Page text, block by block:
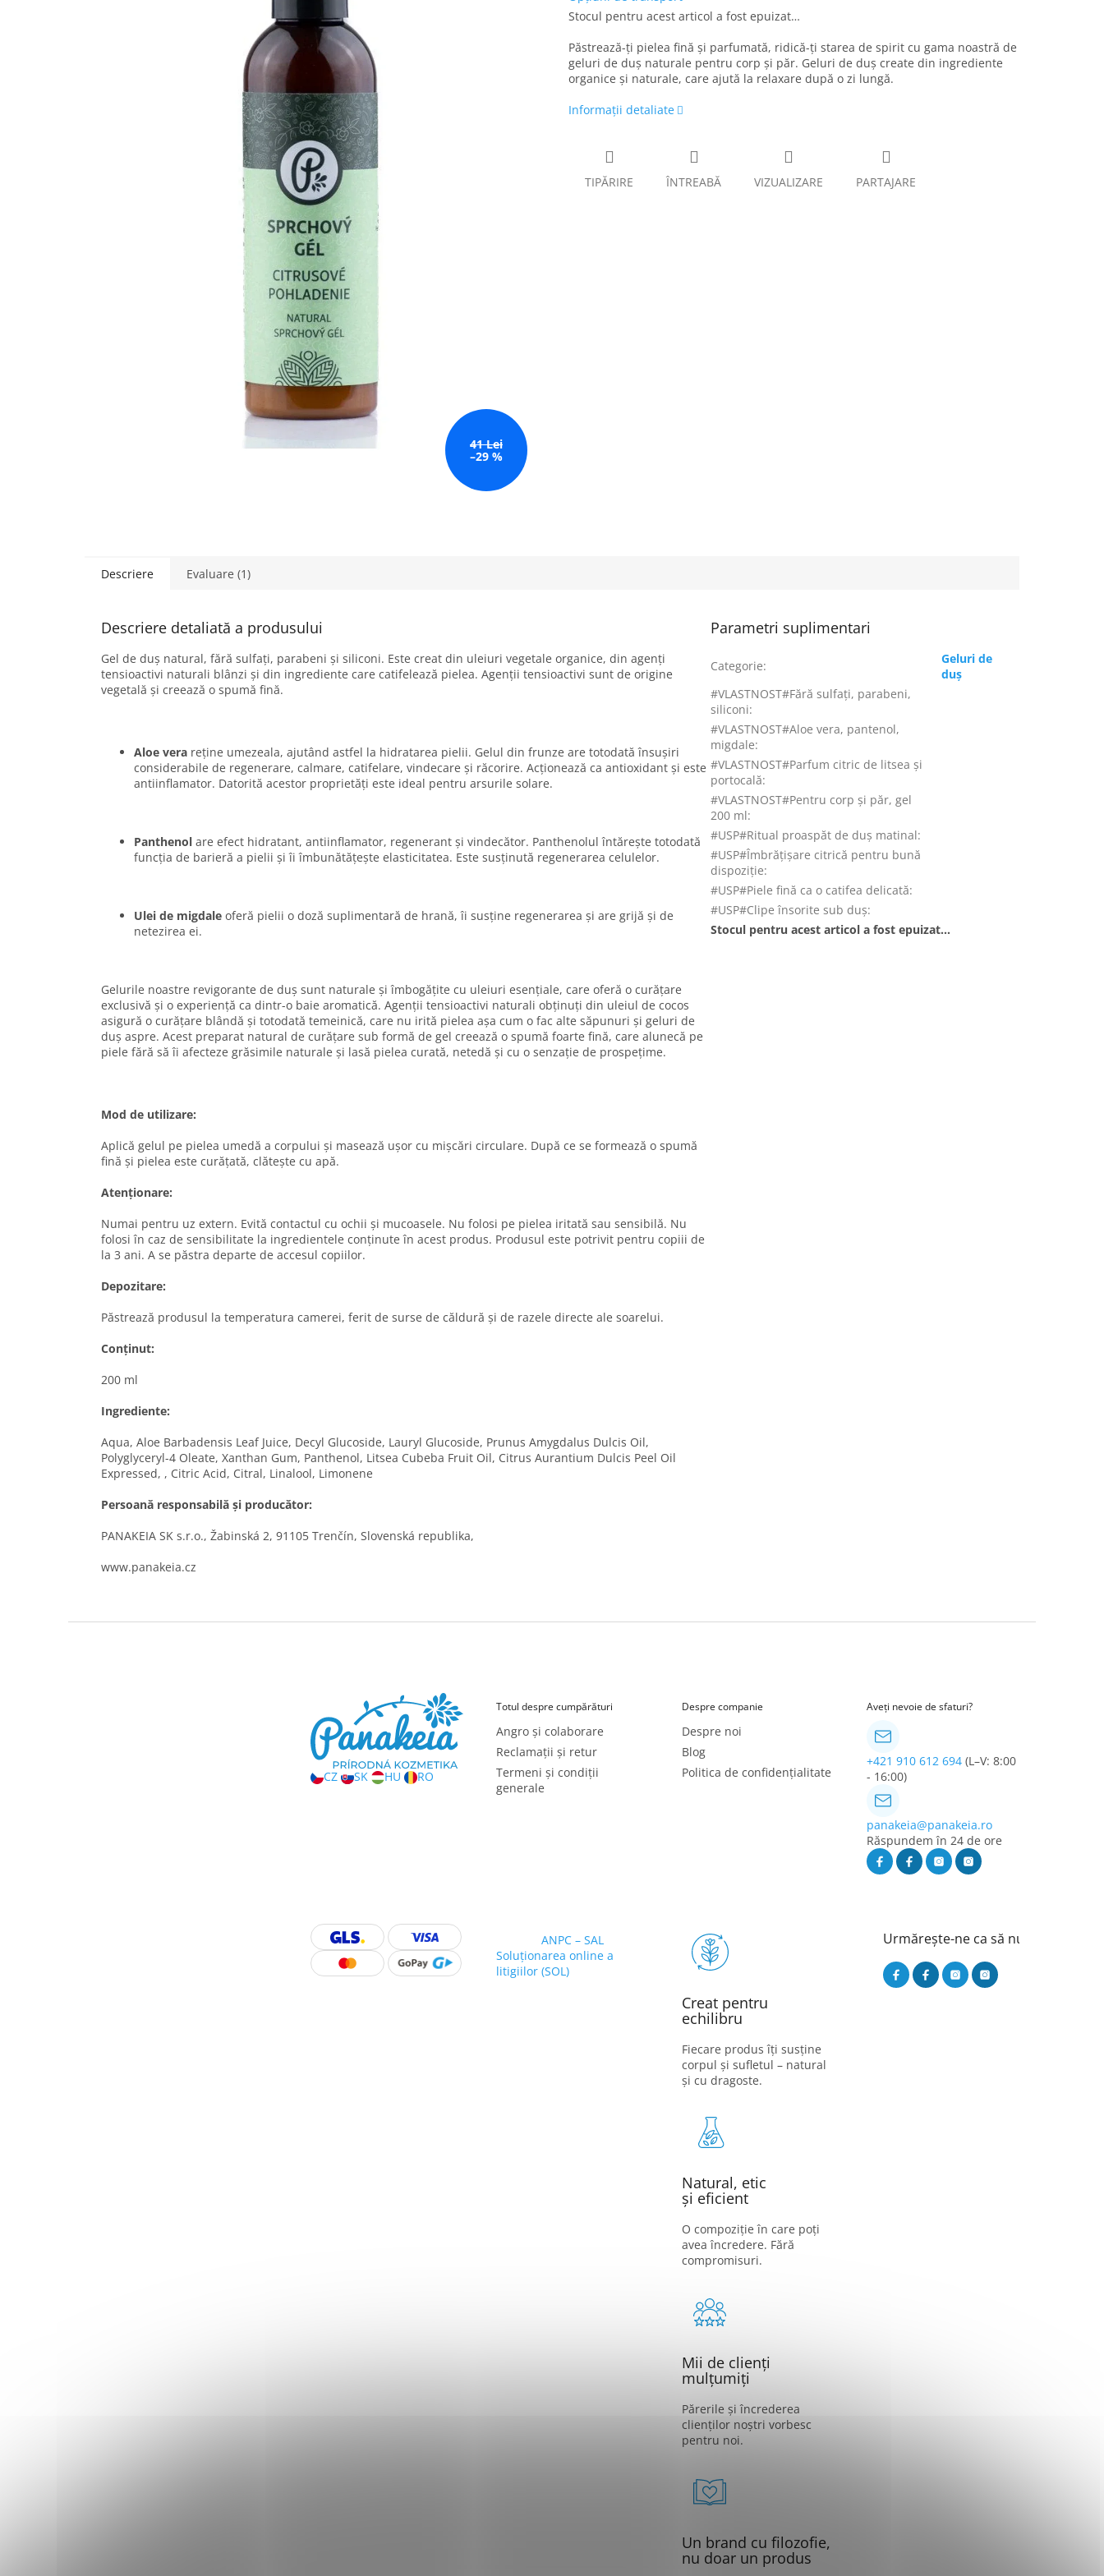
41 Lei
–29 %
Stocul pentru acest articol a fost epuizat…
Păstrează-ți pielea fină și parfumată, ridică-ți starea de spirit cu gama noastră de
geluri de duș naturale pentru corp și păr. Geluri de duș create din ingrediente
organice și naturale, care ajută la relaxare după o zi lungă.
Informaţii detaliate
TIPĂRIRE ÎNTREABĂ VIZUALIZARE PARTAJARE
Descriere Evaluare (1)
Descriere detaliată a produsului
Gel de duș natural, fără sulfați, parabeni și siliconi. Este creat din uleiuri vegetale organice, din agenți
tensioactivi naturali blânzi și din ingrediente care catifelează pielea. Agenții tensioactivi sunt de origine
vegetală și creează o spumă fină.
Aloe vera reține umezeala, ajutând astfel la hidratarea pielii. Gelul din frunze are totodată însușiri
considerabile de regenerare, calmare, catifelare, vindecare și răcorire. Acționează ca antioxidant și este
antiinflamator. Datorită acestor proprietăți este ideal pentru arsurile solare.
Panthenol are efect hidratant, antiinflamator, regenerant și vindecător. Panthenolul întărește totodată
funcția de barieră a pielii și îi îmbunătățește elasticitatea. Este susținută regenerarea celulelor.
Ulei de migdale oferă pielii o doză suplimentară de hrană, îi susține regenerarea și are grijă și de
netezirea ei.
Gelurile noastre revigorante de duș sunt naturale și îmbogățite cu uleiuri esențiale, care oferă o curățare
exclusivă și o experiență ca dintr-o baie aromatică. Agenții tensioactivi naturali obținuți din uleiul de cocos
asigură o curățare blândă și totodată temeinică, care nu irită pielea așa cum o fac alte săpunuri și geluri de
duș aspre. Acest preparat natural de curățare sub formă de gel creează o spumă foarte fină, care alunecă pe
piele fără să îi afecteze grăsimile naturale și lasă pielea curată, netedă și cu o senzație de prospețime.
Mod de utilizare:
Aplică gelul pe pielea umedă a corpului și masează ușor cu mișcări circulare. După ce se formează o spumă
fină și pielea este curățată, clătește cu apă.
Atenționare:
Numai pentru uz extern. Evită contactul cu ochii și mucoasele. Nu folosi pe pielea iritată sau sensibilă. Nu
folosi în caz de sensibilitate la ingredientele conținute în acest produs. Produsul este potrivit pentru copiii de
la 3 ani. A se păstra departe de accesul copiilor.
Depozitare:
Păstrează produsul la temperatura camerei, ferit de surse de căldură și de razele directe ale soarelui.
Conținut:
200 ml
Ingrediente:
Aqua, Aloe Barbadensis Leaf Juice, Decyl Glucoside, Lauryl Glucoside, Prunus Amygdalus Dulcis Oil,
Polyglyceryl-4 Oleate, Xanthan Gum, Panthenol, Litsea Cubeba Fruit Oil, Citrus Aurantium Dulcis Peel Oil
Expressed, , Citric Acid, Citral, Linalool, Limonene
Persoană responsabilă și producător:
PANAKEIA SK s.r.o., Žabinská 2, 91105 Trenčín, Slovenská republika,
www.panakeia.cz
Parametri suplimentari
Categorie:
Geluri de
duș
#VLASTNOST#Fără sulfați, parabeni,
siliconi:
#VLASTNOST#Aloe vera, pantenol,
migdale:
#VLASTNOST#Parfum citric de litsea și
portocală:
#VLASTNOST#Pentru corp și păr, gel
200 ml:
#USP#Ritual proaspăt de duș matinal:
#USP#Îmbrățișare citrică pentru bună
dispoziție:
#USP#Piele fină ca o catifea delicată:
#USP#Clipe însorite sub duș:
Stocul pentru acest articol a fost epuizat…
CZ SK HU RO
Totul despre cumpărături
Angro și colaborare
Reclamații și retur
Termeni și condiții
generale
Despre companie
Despre noi
Blog
Politica de confidențialitate
Aveți nevoie de sfaturi?
+421 910 612 694 (L–V: 8:00
- 16:00)
panakeia@panakeia.ro
Răspundem în 24 de ore
ANPC – SAL
Soluționarea online a
litigiilor (SOL)
Creat pentru
echilibru
Fiecare produs îți susține
corpul și sufletul – natural
și cu dragoste.
Natural, etic
și eficient
O compoziție în care poți
avea încredere. Fără
compromisuri.
Mii de clienți
mulțumiți
Părerile și încrederea
clienților noștri vorbesc
pentru noi.
Un brand cu filozofie,
nu doar un produs
Urmărește-ne ca să nu ratezi nimic